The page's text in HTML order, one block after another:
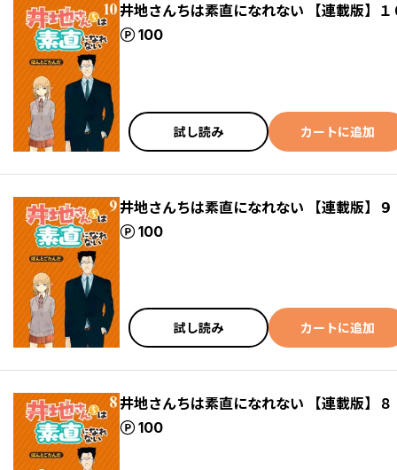
井地さんちは素直になれない 【連載版】１
100
ポイント
試し読み カートに追加
井地さんちは素直になれない 【連載版】９
100
ポイント
試し読み カートに追加
井地さんちは素直になれない 【連載版】８
100
ポイント